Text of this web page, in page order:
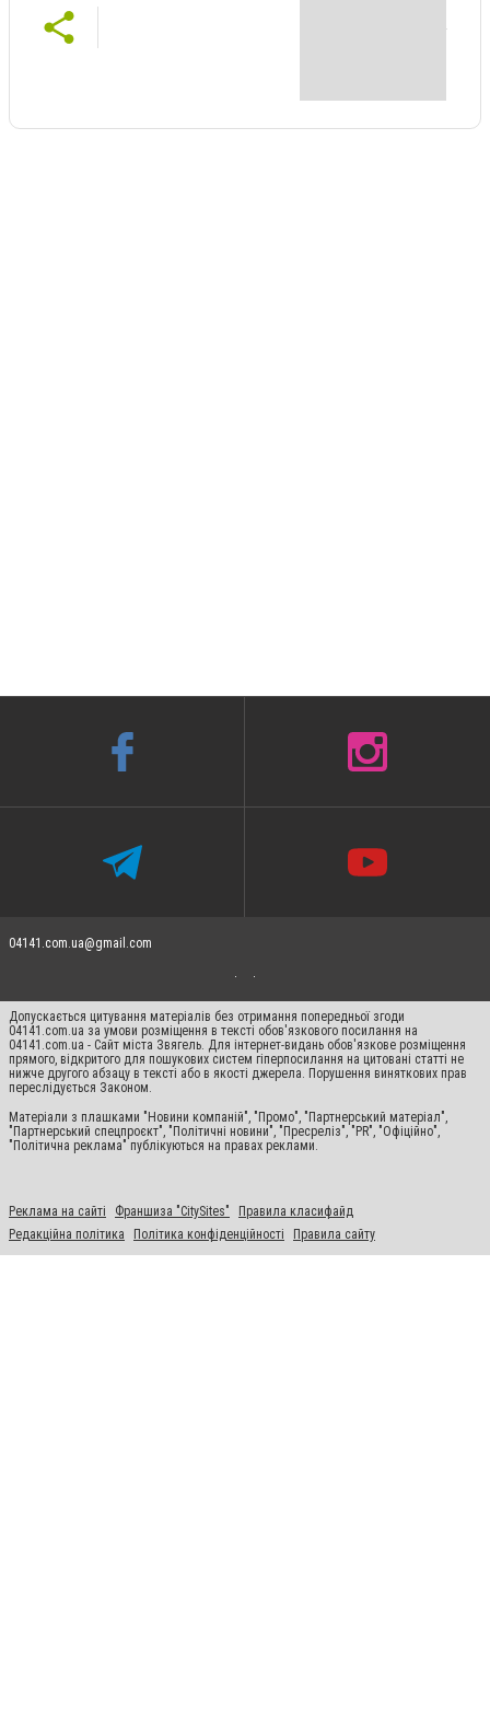
04141.com.ua@gmail.com
Допускається цитування матеріалів без отримання попередньої згоди
04141.com.ua за умови розміщення в тексті обов'язкового посилання на
04141.com.ua - Сайт міста Звягель. Для інтернет-видань обов'язкове розміщення
прямого, відкритого для пошукових систем гіперпосилання на цитовані статті не
нижче другого абзацу в тексті або в якості джерела. Порушення виняткових прав
переслідується Законом.
Матеріали з плашками "Новини компаній", "Промо", "Партнерський матеріал",
"Партнерський спецпроєкт", "Політичні новини", "Пресреліз", "PR", "Офіційно",
"Політична реклама" публікуються на правах реклами.
Реклама на сайті Франшиза "CitySites"
Правила класифайд
Редакційна політика
Політика конфіденційності Правила сайту